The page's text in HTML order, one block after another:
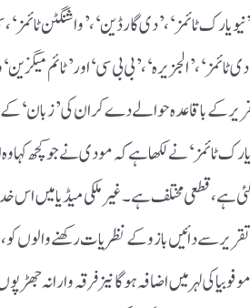
ٹائمز ‘ ، ’ دی گارڈین ‘ ،’ واشنگٹن ٹائمز ‘
‘ ، ’ الجزیرہ ‘ ، ’ بی بی سی ‘ اور ’ ٹائم
کے باقاعدہ حوالے دے کر ان کی ’ زبان ‘
ٹائمز ‘ نے لکھا ہے کہ مودی نے جو کچھ
گئی ہے ، قطعی مختلف ہے ۔ غیر ملکی میڈیا میں اس
سے دائیں بازو کے نظریات رکھنے والوں
کی لہر میں اضافہ ہوگا نیز فرقہ وارانہ